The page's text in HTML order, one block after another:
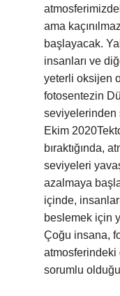
ama
başlayacak.
insanları ve
yeterli oksijen
fotosentezin
seviyelerinden
Ekim
bıraktığında,
seviyeleri
azalmaya
içinde,
beslemek için
Çoğu insana,
sorumlu